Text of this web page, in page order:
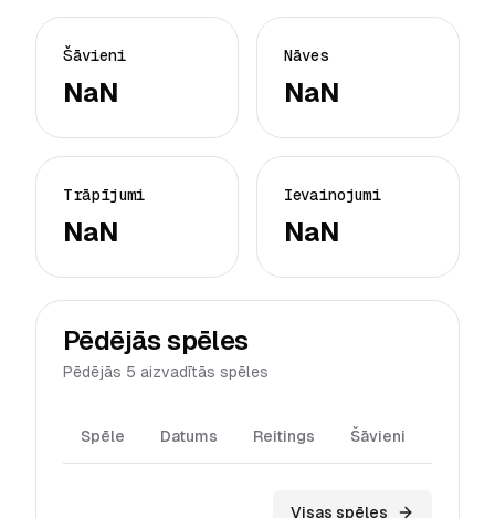
Šāvieni
NaN
Nāves
NaN
Trāpījumi
NaN
Ievainojumi
NaN
Pēdējās spēles
Pēdējās 5 aizvadītās spēles
Spēle Datums Reitings Šāvieni
Visas spēles